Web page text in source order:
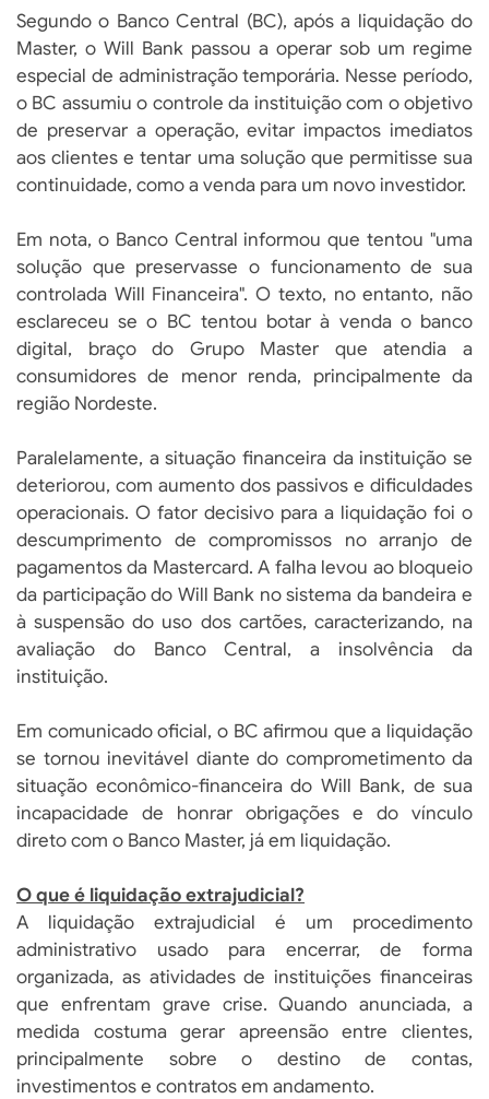
Segundo o Banco Central (BC), após a liquidação do
Master, o Will Bank passou a operar sob um regime
especial de administração temporária. Nesse período,
o BC assumiu o controle da instituição com o objetivo
de preservar a operação, evitar impactos imediatos
aos clientes e tentar uma solução que permitisse sua
continuidade, como a venda para um novo investidor.
Em nota, o Banco Central informou que tentou "uma
solução que preservasse o funcionamento de sua
controlada Will Financeira". O texto, no entanto, não
esclareceu se o BC tentou botar à venda o banco
digital, braço do Grupo Master que atendia a
consumidores de menor renda, principalmente da
região Nordeste.
Paralelamente, a situação financeira da instituição se
deteriorou, com aumento dos passivos e dificuldades
operacionais. O fator decisivo para a liquidação foi o
descumprimento de compromissos no arranjo de
pagamentos da Mastercard. A falha levou ao bloqueio
da participação do Will Bank no sistema da bandeira e
à suspensão do uso dos cartões, caracterizando, na
avaliação do Banco Central, a insolvência da
instituição.
Em comunicado oficial, o BC afirmou que a liquidação
se tornou inevitável diante do comprometimento da
situação econômico-financeira do Will Bank, de sua
incapacidade de honrar obrigações e do vínculo
direto com o Banco Master, já em liquidação.
O que é liquidação extrajudicial?
A liquidação extrajudicial é um procedimento
administrativo usado para encerrar, de forma
organizada, as atividades de instituições financeiras
que enfrentam grave crise. Quando anunciada, a
medida costuma gerar apreensão entre clientes,
principalmente sobre o destino de contas,
investimentos e contratos em andamento.